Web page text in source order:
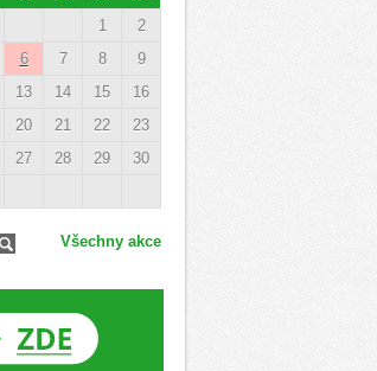
1
2
6 7 8
9
13 14 15
16
20 21 22
23
27 28 29
30
Všechny akce